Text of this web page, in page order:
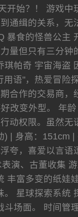
始？！ 游戏
通缉的关系，
食的怪兽公主
量但只有三分
帕奇 宇宙海盗
语"，热爱冒险
合作的交易商
改变外型。 年
动权限。虽然
| 身高：151cm
夸，喜爱以言语
演、古董收集
丰富多变的纸娃
星球探索系统
场面。 时间管